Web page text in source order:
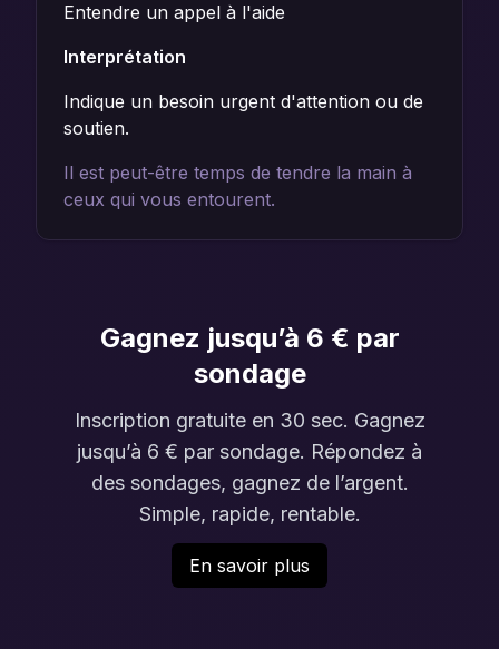
Entendre un appel à l'aide
Interprétation
Indique un besoin urgent d'attention ou de
soutien.
Il est peut-être temps de tendre la main à
ceux qui vous entourent.
Gagnez jusqu’à 6 € par
sondage
Inscription gratuite en 30 sec. Gagnez
jusqu’à 6 € par sondage. Répondez à
des sondages, gagnez de l’argent.
Simple, rapide, rentable.
En savoir plus